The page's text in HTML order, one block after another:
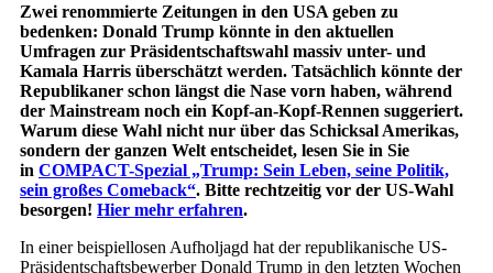
Zwei renommierte Zeitungen in den USA geben zu
bedenken: Donald Trump könnte in den aktuellen
Umfragen zur Präsidentschaftswahl massiv unter- und
Kamala Harris überschätzt werden. Tatsächlich könnte der
Republikaner schon längst die Nase vorn haben, während
der Mainstream noch ein Kopf-an-Kopf-Rennen suggeriert.
Warum diese Wahl nicht nur über das Schicksal Amerikas,
sondern der ganzen Welt entscheidet, lesen Sie in Sie
in COMPACT-Spezial „Trump: Sein Leben, seine Politik,
sein großes Comeback“. Bitte rechtzeitig vor der US-Wahl
besorgen! Hier mehr erfahren.
In einer beispiellosen Aufholjagd hat der republikanische US-
Präsidentschaftsbewerber Donald Trump in den letzten Wochen